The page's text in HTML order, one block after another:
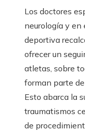
Los doctores
neurología y en
deportiva
ofrecer un
atletas, sobre
forman parte
Esto abarca la
traumatismos
de